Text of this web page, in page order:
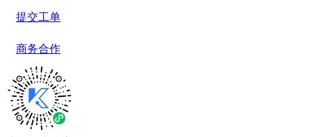
提交工单
商务合作